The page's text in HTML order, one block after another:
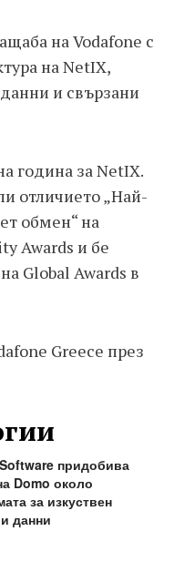
на Vodafone с
на NetIX,
и свързани
година за NetIX.
отличието „Най-
обмен“ на
Awards и бе
Global Awards в
Greece през
придобива
Domo около
за изкуствен
данни